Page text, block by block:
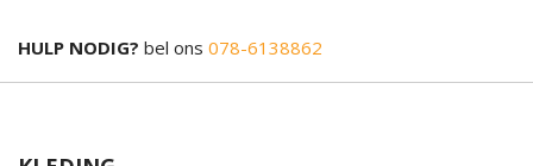
HULP NODIG? bel ons 078-6138862